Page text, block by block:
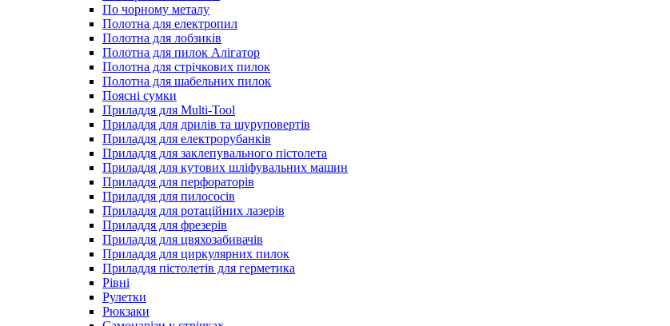
По чорному металу
Полотна для електропил
Полотна для лобзиків
Полотна для пилок Алігатор
Полотна для стрічкових пилок
Полотна для шабельних пилок
Поясні сумки
Приладдя для Multi-Tool
Приладдя для дрилів та шуруповертів
Приладдя для електрорубанків
Приладдя для заклепувального пістолета
Приладдя для кутових шліфувальних машин
Приладдя для перфораторів
Приладдя для пилососів
Приладдя для ротаційних лазерів
Приладдя для фрезерів
Приладдя для цвяхозабивачів
Приладдя для циркулярних пилок
Приладдя пістолетів для герметика
Рівні
Рулетки
Рюкзаки